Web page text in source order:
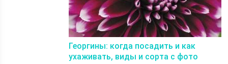
Георгины: когда посадить и как
ухаживать, виды и сорта с фото